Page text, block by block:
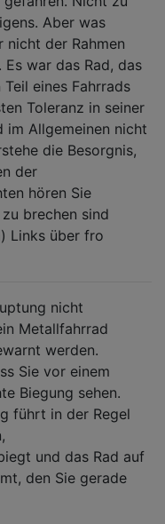
Aber was
nicht der Rahmen
war das Rad, das
eines Fahrrads
Toleranz in seiner
im Allgemeinen nicht
die Besorgnis,
der
hören Sie
brechen sind
Links über fro
nicht
Metallfahrrad
werden.
Sie vor einem
Biegung sehen.
führt in der Regel
und das Rad auf
den Sie gerade